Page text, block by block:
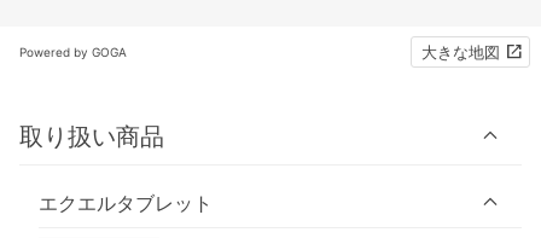
Powered by GOGA 大きな地図
取り扱い商品
エクエルタブレット